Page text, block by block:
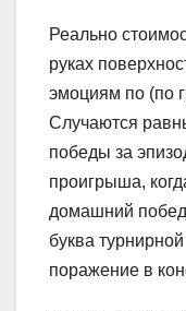
Реально
руках
эмоциям по (по
Случаются
победы за
проигрыша,
домашний
буква
поражение в